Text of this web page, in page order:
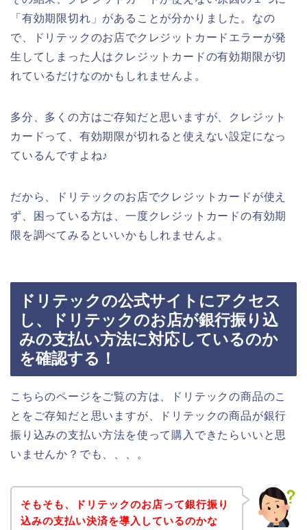
「有効期限切れ」があることが分かりました。なの
で、ドリテックのお店でクレジットカードエラーが発
生してしまった人はクレジットカードの有効期限が切
れているだけなのかもしれませんよ。
多分、多くの方はご存知だと思いますが、クレジット
カードって、有効期限が切れると使えない設定になっ
ているんですよね♪
だから、ドリテックのお店でクレジットカードが使え
ず、困っている方は、一度クレジットカードの有効期
限を調べてみるといいかもしれませんよ。
ドリテックの公式サイトにアクセス
し、ドリテックのお店が銀行振り込
みの支払い方法に対応しているのか
を確認する！
こちらのページをご覧の方は、ドリテックの商品のこ
とをご存知だと思いますが、ドリテックの商品が銀行
振り込みの支払い方法を使って購入できたらいいと思
いませんか？でも、、、。
そもそも、ドリテックのお店って銀行振り
込みの支払い決済を導入しているのかな